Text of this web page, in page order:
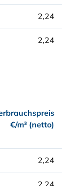
2,24
2,24
€/m³ (netto)
2,24
2,24